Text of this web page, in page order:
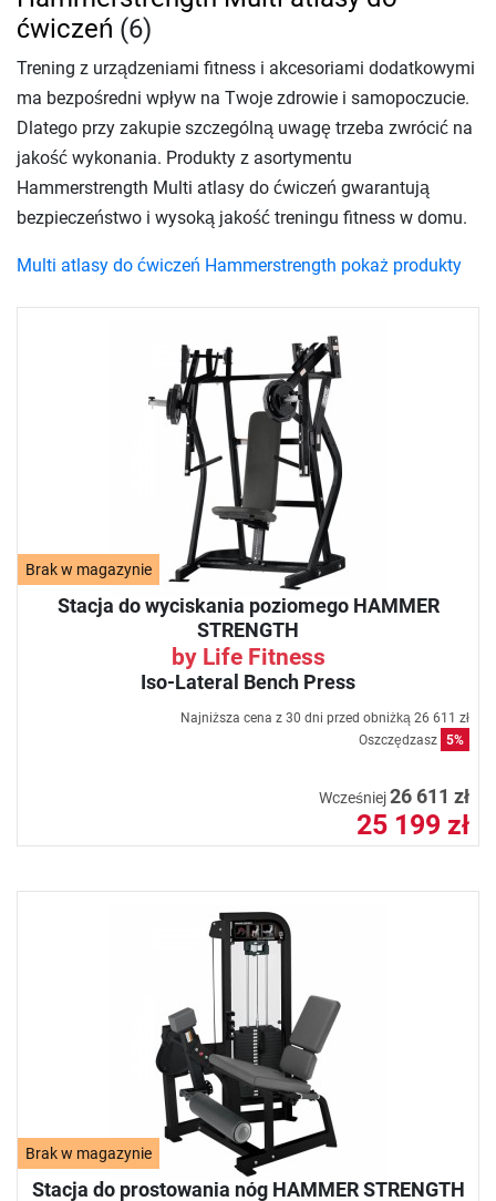
Brak w magazynie
Stacja do wyciskania poziomego HAMMER
STRENGTH
by Life Fitness
Iso-Lateral Bench Press
Najniższa cena z 30 dni przed obniżką 26 611 zł
Oszczędzasz 5%
Wcześniej26 611 zł
25 199 zł
Brak w magazynie
Stacja do prostowania nóg HAMMER STRENGTH
ćwiczeń (6)
Trening z urządzeniami fitness i akcesoriami dodatkowymi
ma bezpośredni wpływ na Twoje zdrowie i samopoczucie.
Dlatego przy zakupie szczególną uwagę trzeba zwrócić na
jakość wykonania. Produkty z asortymentu
Hammerstrength Multi atlasy do ćwiczeń gwarantują
bezpieczeństwo i wysoką jakość treningu fitness w domu.
Multi atlasy do ćwiczeń Hammerstrength pokaż produkty